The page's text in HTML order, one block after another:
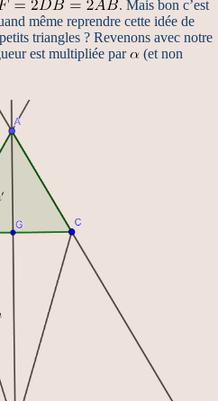
. Mais bon c’est
même reprendre cette idée de
triangles ? Revenons avec notre
est multipliée par
(et non